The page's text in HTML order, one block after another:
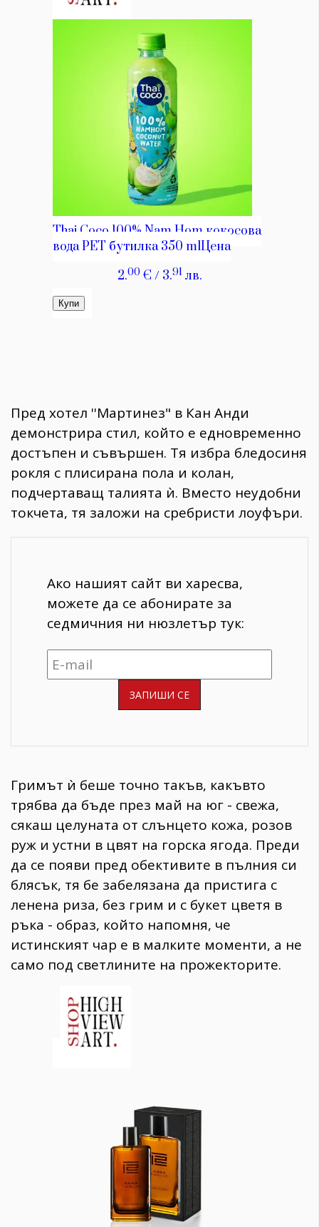
​Пред хотел ''Мартинез" в Кан Анди
демонстрира стил, който е едновременно
достъпен и съвършен. Тя избра бледосиня
рокля с плисирана пола и колан,
подчертаващ талията ѝ. Вместо неудобни
токчета, тя заложи на сребристи лоуфъри.
Ако нашият сайт ви харесва,
можете да се абонирате за
седмичния ни нюзлетър тук:
​Гримът ѝ беше точно такъв, какъвто
трябва да бъде през май на юг - свежа,
сякаш целуната от слънцето кожа, розов
руж и устни в цвят на горска ягода. Преди
да се появи пред обективите в пълния си
блясък, тя бе забелязана да пристига с
ленена риза, без грим и с букет цветя в
ръка - образ, който напомня, че
истинският чар е в малките моменти, а не
само под светлините на прожекторите.